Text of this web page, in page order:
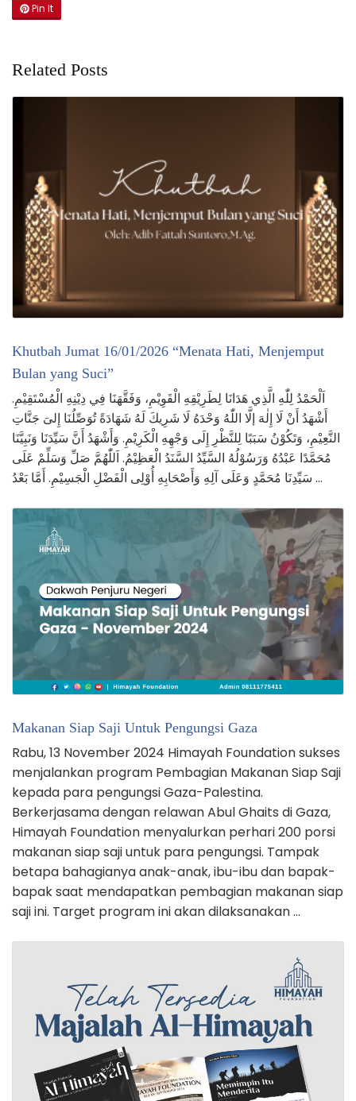
Pin It
Related Posts
Khutbah Jumat 16/01/2026 “Menata Hati, Menjemput
Bulan yang Suci”
اَلْحَمْدُ لِلّٰهِ الَّذِي هَدَانَا لِطَرِيْقِهِ الْقَوِيْمِ، وَفَقَّهَنَا فِي دِيْنِهِ الْمُسْتَقِيْمِ.
أَشْهَدُ أَنْ لَا إِلٰهَ إلَّا اللّٰهُ وَحْدَهُ لَا شَرِيكَ لَهُ شَهَادَةً تُوَصِّلُنَا إِلىَ جَنَّاتِ
النَّعِيْمِ، وَتَكُوْنُ سَبَبًا لِلنَّظْرِ إِلَى وَجْهِهِ الْكَرِيْمِ. وَأَشْهَدُ أَنَّ سَيِّدَنَا وَنَبِيَّنَا
مُحَمَّدًا عَبْدُهُ وَرَسُوْلُهُ السَّيِّدُ السَّنَدُ الْعَظِيْمُ. اَللّٰهُمَّ صَلِّ وَسَلِّمْ عَلَى
سَيِّدِنَا مُحَمَّدٍ وَعَلَى آلِهِ وَأَصْحَابِهِ أُوْلِى الْفَضْلِ الْجَسِيْمِ. أَمَّا بَعْدُ …
Makanan Siap Saji Untuk Pengungsi Gaza
Rabu, 13 November 2024 Himayah Foundation sukses
menjalankan program Pembagian Makanan Siap Saji
kepada para pengungsi Gaza-Palestina.
Berkerjasama dengan relawan Abul Ghaits di Gaza,
Himayah Foundation menyalurkan perhari 200 porsi
makanan siap saji untuk para pengungsi. Tampak
betapa bahagianya anak-anak, ibu-ibu dan bapak-
bapak saat mendapatkan pembagian makanan siap
saji ini. Target program ini akan dilaksanakan …